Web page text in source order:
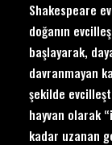
Shakespeare
doğanın
başlayarak,
davranmayan
şekilde
hayvan olarak
kadar uzanan